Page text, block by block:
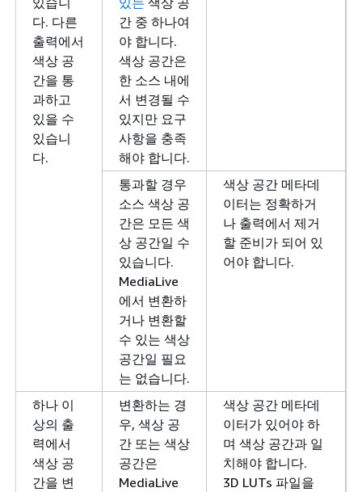
다. 다른
출력에서
색상 공
간을 통
과하고
있을 수
있습니
다.
간 중 하나여
야 합니다.
색상 공간은
한 소스 내에
서 변경될 수
있지만 요구
사항을 충족
해야 합니다.
통과할 경우
소스 색상 공
간은 모든 색
상 공간일 수
있습니다.
MediaLive
에서 변환하
거나 변환할
수 있는 색상
공간일 필요
는 없습니다.
색상 공간 메타데
이터는 정확하거
나 출력에서 제거
할 준비가 되어 있
어야 합니다.
하나 이
상의 출
력에서
색상 공
간을 변
변환하는 경
우, 색상 공
간 또는 색상
공간은
MediaLive
색상 공간 메타데
이터가 있어야 하
며 색상 공간과 일
치해야 합니다.
3D LUTs 파일을